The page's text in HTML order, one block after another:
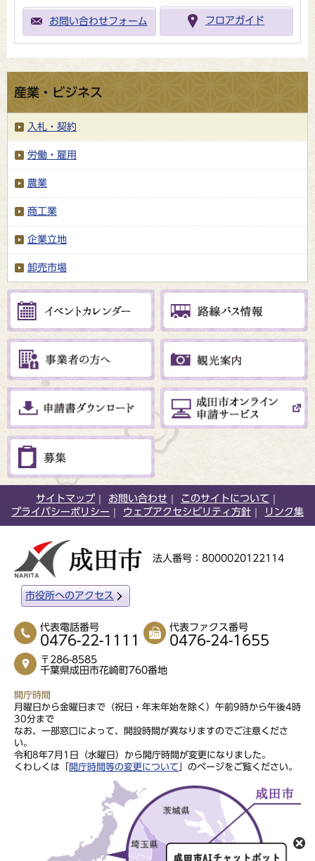
お問い合わせフォーム フロアガイド
産業・ビジネス
入札・契約
労働・雇用
農業
商工業
企業立地
卸売市場
サイトマップ お問い合わせ
このサイトについて
プライバシーポリシー
ウェブアクセシビリティ方針 リンク集
法人番号：8000020122114
市役所へのアクセス
代表電話番号
0476-22-1111
代表ファクス番号
0476-24-1655
〒286-8585
千葉県成田市花崎町760番地
開庁時間
月曜日から金曜日まで（祝日・年末年始を除く）午前9時から午後4時
30分まで
なお、一部窓口によって、開設時間が異なりますのでご注意くださ
い。
令和8年7月1日（水曜日）から開庁時間が変更になりました。
くわしくは「
開庁時間等の変更について 」のページをご覧ください。